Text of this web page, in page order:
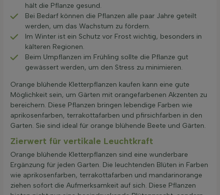
hält die Pflanze gesund.
Bei Bedarf können die Pflanzen alle paar Jahre geteilt
werden, um das Wachstum zu fördern.
Im Winter ist ein Schutz vor Frost wichtig, besonders in
kälteren Regionen.
Beim Umpflanzen im Frühling sollte die Pflanze gut
gewässert werden, um den Stress zu minimieren.
Orange blühende Kletterpflanzen kaufen kann eine gute
Möglichkeit sein, um Gärten mit orangefarbenen Akzenten zu
bereichern. Diese Pflanzen bringen lebendige Farben wie
aprikosenfarben, terrakottafarben und pfirsichfarben in den
Garten. Sie sind ideal für orange blühende Beete und Gärten.
Zierwert für vertikale Leuchtkraft
Orange blühende Kletterpflanzen sind eine wunderbare
Ergänzung für jeden Garten. Die leuchtenden Blüten in Farben
wie aprikosenfarben, terrakottafarben und mandarinorange
ziehen sofort die Aufmerksamkeit auf sich. Diese Pflanzen